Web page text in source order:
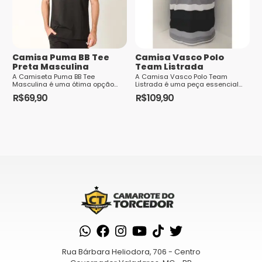
opções
podem
escolhidas
na
página
do
produto
escolhidas
página
do
produto
Camisa Puma BB Tee
Preta Masculina
A Camiseta Puma BB Tee
Masculina é uma ótima opção
para os homens usarem no dia a
dia, agregando estilo e conforto.
R$69,90
Camisa Vasco Polo
Team Listrada
A Camisa Vasco Polo Team
Listrada é uma peça essencial
para os torcedores do Club de
Regatas Vasco da Gama. Feita
R$109,90
opções
podem
escolhidas
na
Rua Bárbara Heliodora, 706 - Centro